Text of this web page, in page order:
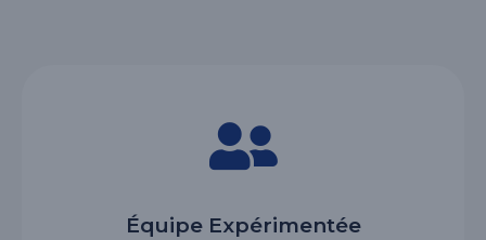
Équipe Expérimentée